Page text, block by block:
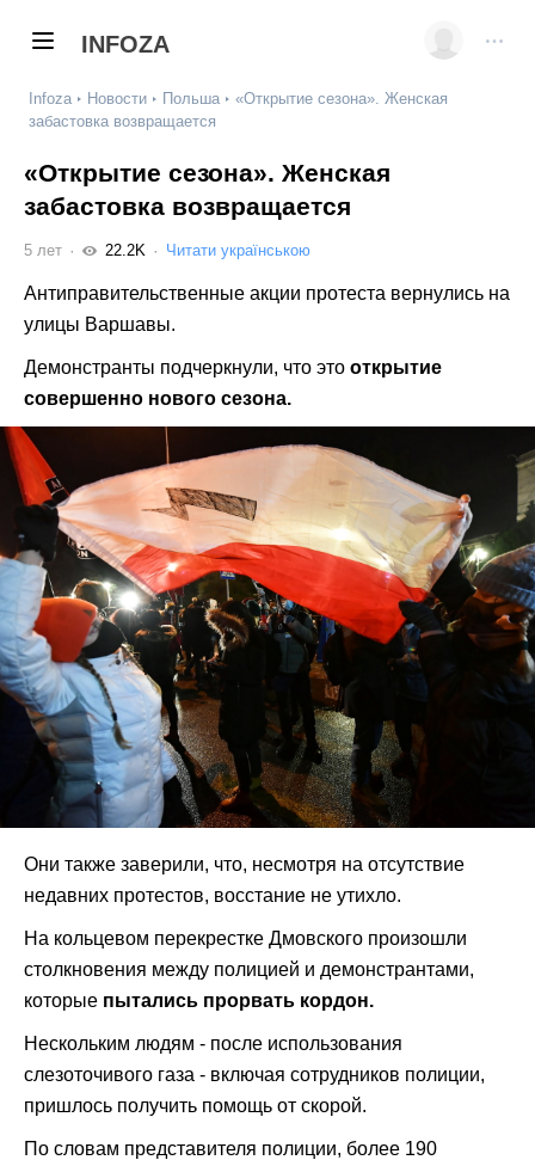
INFOZA
Infoza Новости Польша
«Открытие сезона». Женская
забастовка возвращается
«Открытие сезона». Женская
забастовка возвращается
5 лет 22.2K Читати українською
Антиправительственные акции протеста вернулись на
улицы Варшавы.
Демонстранты подчеркнули, что это открытие
совершенно нового сезона.
Они также заверили, что, несмотря на отсутствие
недавних протестов, восстание не утихло.
На кольцевом перекрестке Дмовского произошли
столкновения между полицией и демонстрантами,
которые пытались прорвать кордон.
Нескольким людям - после использования
слезоточивого газа - включая сотрудников полиции,
пришлось получить помощь от скорой.
По словам представителя полиции, более 190